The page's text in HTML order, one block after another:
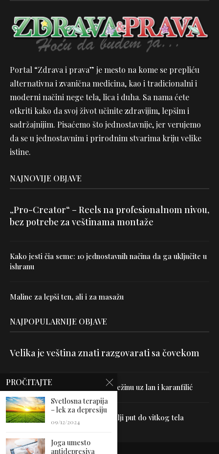
Portal “Zdrava i prava” je mesto na kome se prepliću
alternativna i zvanična medicina, kao i tradicionalni i
moderni načini nege tela, lica i duha. Sa nama ćete
otkriti kako da svoj život učinite zdravijim, lepšim i
sadržajnijim. Pisaćemo što jednostavnije, jer verujemo
da se u jednostavnim i prirodnim stvarima kriju velike
istine.
NAJNOVIJE OBJAVE
„Pro-Creator“ – Reels na profesionalnom nivou,
bez potrebe za veštinama montaže
Kako jesti čia seme: 10 jednostavnih načina da ga uključite u
ishranu
Maline za lepši ten, ali i za masažu
NAJPOPULARNIJE OBJAVE
Velika je veština znati razgovarati sa čovekom
Uništite parazite i normalizujte težinu uz lan i karanfilić
Dr Hajder: Akupunktura je najbolji put do vitkog tela
PROČITAJTE
Svetlosna terapija
– lek za depresiju
09/12/2024
Joga umesto
antidepresiva